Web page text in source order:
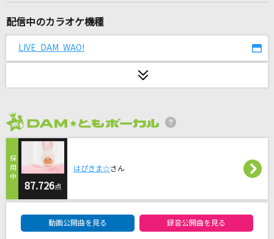
西野カナ
[生音]未来予想図Ⅱ
Mrs. GREEN APPLE
ダーリン
Mrs. GREEN APPLE
ハイブランド (feat. サーヤ) [Remix]
SKRYU
配信中のカラオケ機種
LIVE DAM WAO!
87.726点
はぴきま☆さん
動画公開曲を見る 録音公開曲を見る